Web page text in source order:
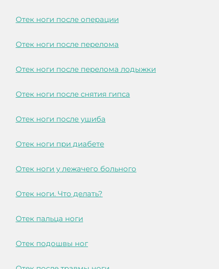
Отек ноги после операции
Отек ноги после перелома
Отек ноги после перелома лодыжки
Отек ноги после снятия гипса
Отек ноги после ушиба
Отек ноги при диабете
Отек ноги у лежачего больного
Отек ноги. Что делать?
Отек пальца ноги
Отек подошвы ног